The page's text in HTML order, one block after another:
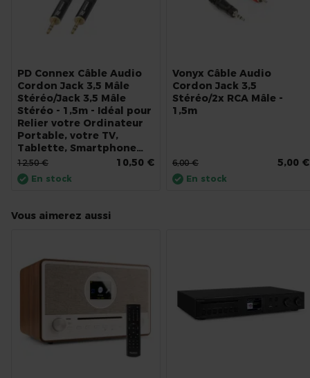
PD Connex Câble Audio
Cordon Jack 3,5 Mâle
Stéréo/Jack 3,5 Mâle
Stéréo - 1,5m - Idéal pour
Relier votre Ordinateur
Portable, votre TV,
Tablette, Smartphone…
10,50 €
12,50 €
En stock
Vonyx Câble Audio
Cordon Jack 3,5
Stéréo/2x RCA Mâle -
1,5m
5,00 €
6,00 €
En stock
Vous aimerez aussi